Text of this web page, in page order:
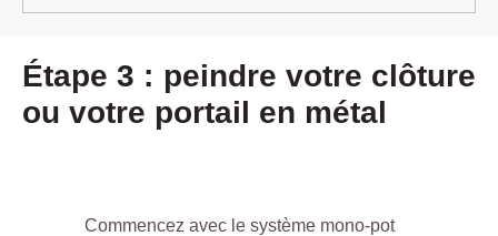
Étape 3 : peindre votre clôture
ou votre portail en métal
Commencez avec le système mono-pot